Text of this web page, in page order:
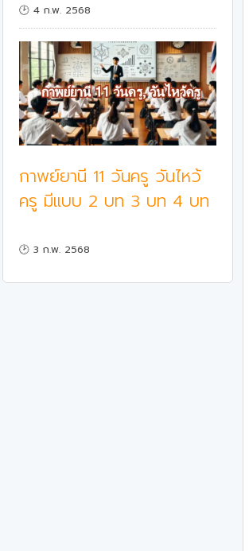
🕑 4 ก.พ. 2568
กาพย์ยานี 11 วันครู วันไหว้
ครู มีแบบ 2 บท 3 บท 4 บท
🕑 3 ก.พ. 2568